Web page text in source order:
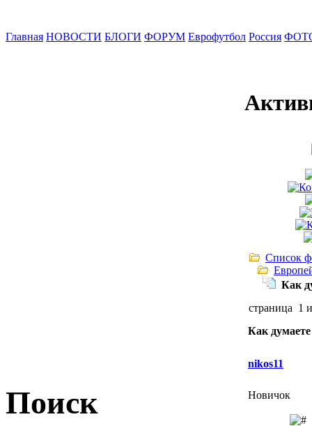
Главная НОВОСТИ БЛОГИ ФОРУМ Еврофутбол Россия
Поиск
Список
Как
страница 1
Как
nikos11
Новичок